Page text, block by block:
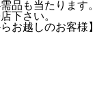
品も当たります。
下さい。
お越しのお客様】